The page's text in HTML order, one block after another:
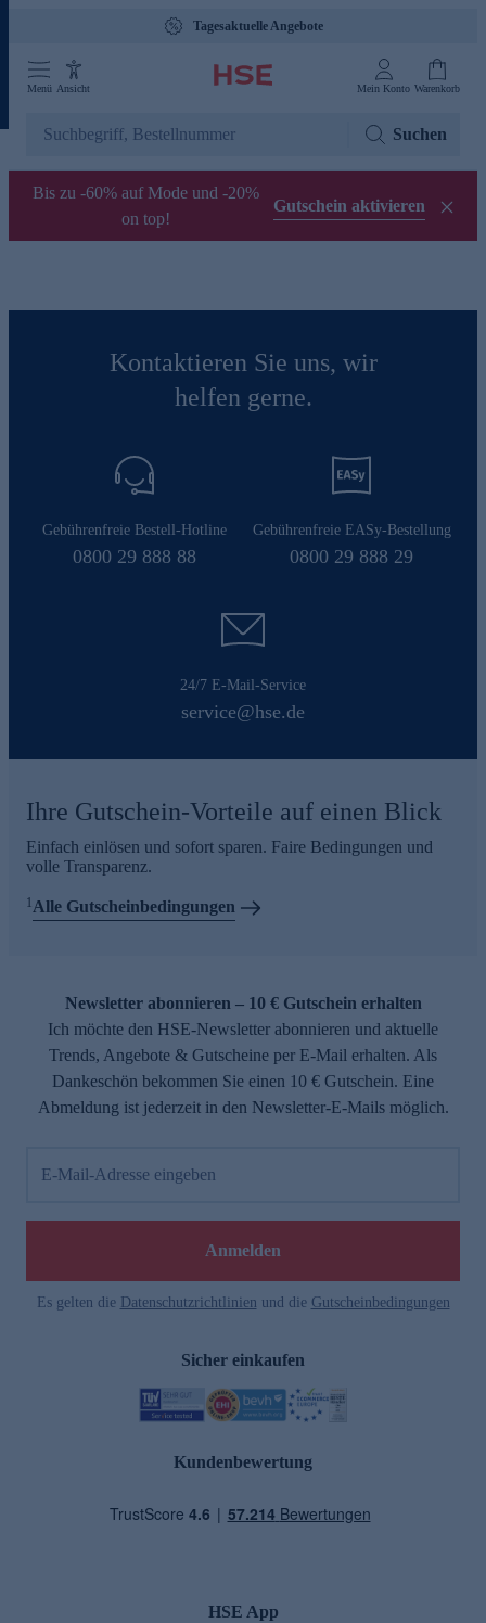
Tagesaktuelle Angebote
Menü Ansicht Mein Konto Warenkorb
Suchen
Bis zu -60% auf Mode und -20%
on top!
Gutschein aktivieren
Kontaktieren Sie uns, wir
helfen gerne.
Gebührenfreie Bestell-Hotline
0800 29 888 88
Gebührenfreie EASy-Bestellung
0800 29 888 29
24/7 E-Mail-Service
service@hse.de
Ihre Gutschein-Vorteile auf einen Blick
Einfach einlösen und sofort sparen. Faire Bedingungen und
volle Transparenz.
1Alle Gutscheinbedingungen
Newsletter abonnieren – 10 € Gutschein erhalten
Ich möchte den HSE-Newsletter abonnieren und aktuelle
Trends, Angebote & Gutscheine per E-Mail erhalten. Als
Dankeschön bekommen Sie einen 10 € Gutschein. Eine
Abmeldung ist jederzeit in den Newsletter-E-Mails möglich.
E-Mail-Adresse eingeben
Anmelden
Es gelten die Datenschutzrichtlinien und die Gutscheinbedingungen
Sicher einkaufen
Kundenbewertung
HSE App